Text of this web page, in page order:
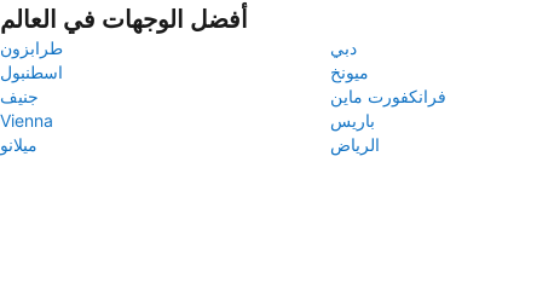
أفضل الوجهات في العالم
طرابزون
دبي
اسطنبول
ميونخ
جنيف
فرانكفورت ماين
Vienna
باريس
ميلانو
الرياض